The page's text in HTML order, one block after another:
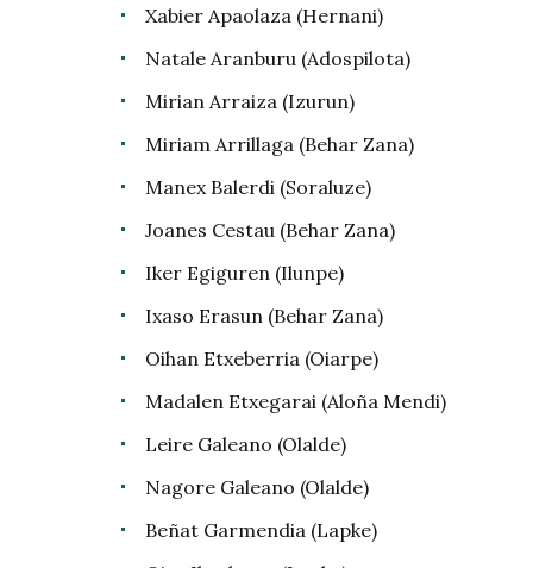
Xabier Apaolaza (Hernani)
Natale Aranburu (Adospilota)
Mirian Arraiza (Izurun)
Miriam Arrillaga (Behar Zana)
Manex Balerdi (Soraluze)
Joanes Cestau (Behar Zana)
Iker Egiguren (Ilunpe)
Ixaso Erasun (Behar Zana)
Oihan Etxeberria (Oiarpe)
Madalen Etxegarai (Aloña Mendi)
Leire Galeano (Olalde)
Nagore Galeano (Olalde)
Beñat Garmendia (Lapke)